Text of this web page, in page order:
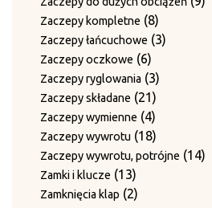
Zaczepy kompletne 88
produktów
Zaczepy łańcuchowe 33
Zaczepy oczkowe 66
produktów
Zaczepy ryglowania 33
produkty
Zaczepy składane 2121
produktów
Zaczepy wymienne 44
produkty
Zaczepy wywrotu 1818
produktów
Zaczepy wywrotu, potrójne 1414
Zamki i klucze 1313
produktów
Zamknięcia klap 22